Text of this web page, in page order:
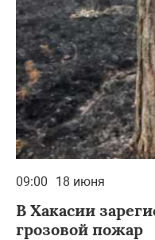
09:00 18 июня
В Хакасии
грозовой пожар